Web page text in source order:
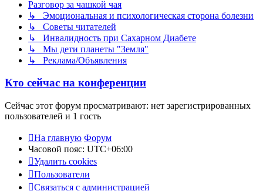
Разговор за чашкой чая
↳ Эмоциональная и психологическая сторона болезни
↳ Советы читателей
↳ Инвалидность при Сахарном Диабете
↳ Мы дети планеты "Земля"
↳ Реклама/Объявления
Кто сейчас на конференции
Сейчас этот форум просматривают: нет зарегистрированных
пользователей и 1 гость
На главную Форум
Часовой пояс: UTC+06:00
Удалить cookies
Пользователи
Связаться с администрацией